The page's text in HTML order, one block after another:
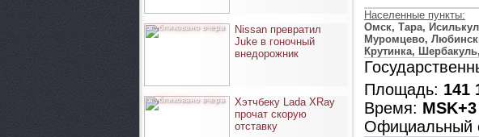
опубликовано вчера
Nissan превратил
Juke в гоночный
внедорожник
опубликовано вчера
Хэтчбеку Lada XRay
прочат скорую
отставку
Населенные пункты:
Омск, Тара,
Муромцево,
Крутинка,
Площадь: 141
Время:
Официальный